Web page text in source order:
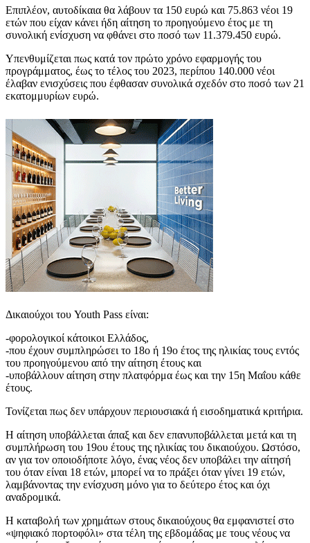
Επιπλέον, αυτοδίκαια θα λάβουν τα 150 ευρώ και 75.863 νέοι 19
ετών που είχαν κάνει ήδη αίτηση το προηγούμενο έτος με τη
συνολική ενίσχυση να φθάνει στο ποσό των 11.379.450 ευρώ.
Υπενθυμίζεται πως κατά τον πρώτο χρόνο εφαρμογής του
προγράμματος, έως το τέλος του 2023, περίπου 140.000 νέοι
έλαβαν ενισχύσεις που έφθασαν συνολικά σχεδόν στο ποσό των 21
εκατομμυρίων ευρώ.
Δικαιούχοι του Youth Pass είναι:
-φορολογικοί κάτοικοι Ελλάδος,
-που έχουν συμπληρώσει το 18ο ή 19ο έτος της ηλικίας τους εντός
του προηγούμενου από την αίτηση έτους και
-υποβάλλουν αίτηση στην πλατφόρμα έως και την 15η Μαΐου κάθε
έτους.
Τονίζεται πως δεν υπάρχουν περιουσιακά ή εισοδηματικά κριτήρια.
Η αίτηση υποβάλλεται άπαξ και δεν επανυποβάλλεται μετά και τη
συμπλήρωση του 19ου έτους της ηλικίας του δικαιούχου. Ωστόσο,
αν για τον οποιοδήποτε λόγο, ένας νέος δεν υποβάλει την αίτησή
του όταν είναι 18 ετών, μπορεί να το πράξει όταν γίνει 19 ετών,
λαμβάνοντας την ενίσχυση μόνο για το δεύτερο έτος και όχι
αναδρομικά.
Η καταβολή των χρημάτων στους δικαιούχους θα εμφανιστεί στο
«ψηφιακό πορτοφόλι» στα τέλη της εβδομάδας με τους νέους να